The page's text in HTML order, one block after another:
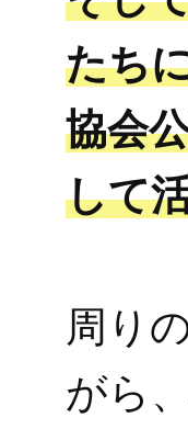
たち
協会
して
周り
がら